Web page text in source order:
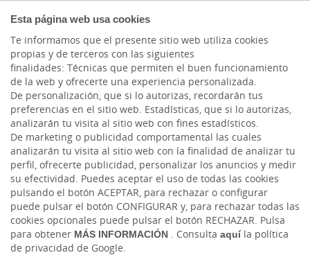
Esta página web usa cookies
Te informamos que el presente sitio web utiliza cookies
propias y de terceros con las siguientes
finalidades: Técnicas que permiten el buen funcionamiento
de la web y ofrecerte una experiencia personalizada.
De personalización, que si lo autorizas, recordarán tus
preferencias en el sitio web. Estadísticas, que si lo autorizas,
analizarán tu visita al sitio web con fines estadísticos.
De marketing o publicidad comportamental las cuales
analizarán tu visita al sitio web con la finalidad de analizar tu
perfil, ofrecerte publicidad, personalizar los anuncios y medir
su efectividad. Puedes aceptar el uso de todas las cookies
pulsando el botón ACEPTAR, para rechazar o configurar
puede pulsar el botón CONFIGURAR y, para rechazar todas las
cookies opcionales puede pulsar el botón RECHAZAR. Pulsa
para obtener MÁS INFORMACIÓN . Consulta aquíla política
de privacidad de Google.
Cargando contenido, por favor espere...
TaNTasFoRMas
De uSarLa
 
como maneras de vivirla